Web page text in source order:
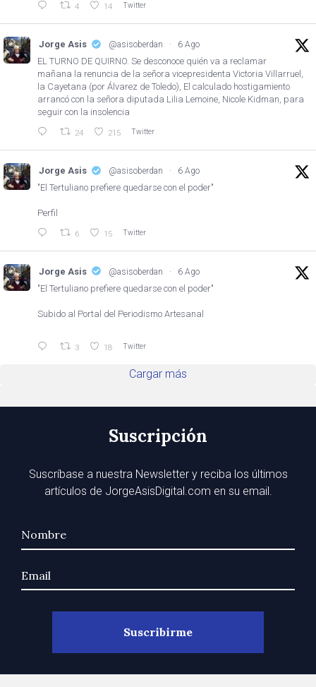
4 14 Twitter
Jorge Asis @asisoberdan · 6 Ago
EL TURNO DE QUIRNO. Se desconoce quién va a reclamar
mañana la renuncia de la señora vicepresidenta Victoria Villarruel,
la Cayetana (por Álvarez de Toledo), El calculado hostigamiento
arrancó con la señora diputada Lilia Lemoine, Nicole Kidman, para
seguir con la insolencia
24 215 Twitter
Jorge Asis @asisoberdan · 6 Ago
"El Tertuliano prefiere quedarse con el poder"
Perfil
6 15 Twitter
Jorge Asis @asisoberdan · 6 Ago
"El Tertuliano prefiere quedarse con el poder"
Subido al Portal del Periodismo Artesanal
3 18 Twitter
Cargar más
Suscripción
Suscríbase a nuestra Newsletter y reciba los últimos
artículos de JorgeAsisDigital.com en su email.